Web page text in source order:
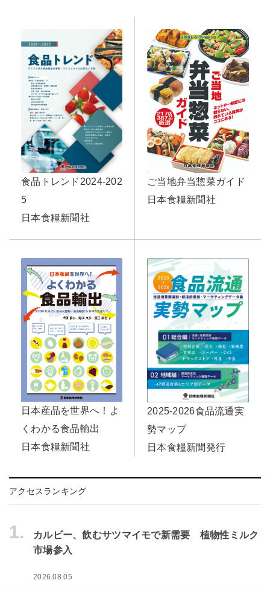
食品トレンド2024-202
5
日本食糧新聞社
ご当地弁当惣菜ガイド
日本食糧新聞社
日本産品を世界へ！よ
くわかる食品輸出
日本食糧新聞社
2025-2026食品流通実
勢マップ
日本食糧新聞発行
アクセスランキング
1.
カルビー、飲むサツマイモで新需要 植物性ミルク
市場参入
2026.08.05